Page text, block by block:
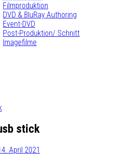
Filmproduktion
DVD & BluRay Authoring
Event-DVD
Post-Produktion/ Schnitt
Imagefilme
stick
April 2021